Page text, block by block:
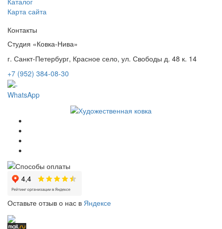
Карта сайта
Контакты
Студия «Ковка-Нива»
г. Санкт-Петербург, Красное село, ул. Свободы д. 48 к. 14
+7 (952) 384-08-30
WhatsApp
Оставьте отзыв о нас в Яндексе